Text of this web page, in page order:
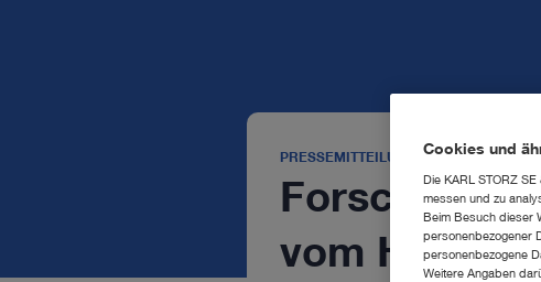
PRESSEMITTEILUNG
vom Hocker
Cookies und
Die KARL STORZ
messen und zu
Beim Besuch dieser
personenbezogener
personenbezogene
Weitere Angaben